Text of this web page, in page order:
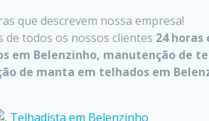
que descrevem nossa empresa!
de todos os nossos clientes 24 horas
em Belenzinho, manutenção de
de manta em telhados em